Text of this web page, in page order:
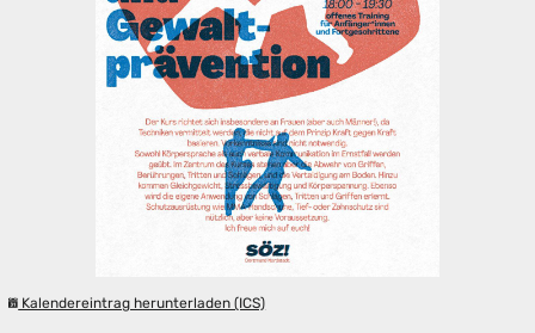
Kalendereintrag herunterladen (ICS)